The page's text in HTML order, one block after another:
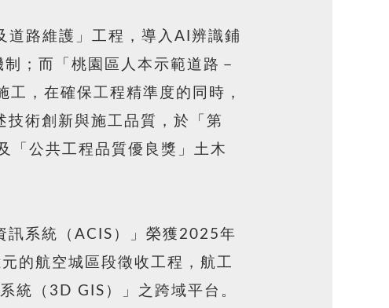
道路維護」工程，導入AI辨識鋪
；而「桃園區人本示範道路－
，在確保工程精準度的同時，
技術創新與施工品質，於「第
「公共工程品質優良獎」土木
訊系統（ACIS）」榮獲2025年
的航空城區段徵收工程，航工
統（3D GIS）」之跨域平台。